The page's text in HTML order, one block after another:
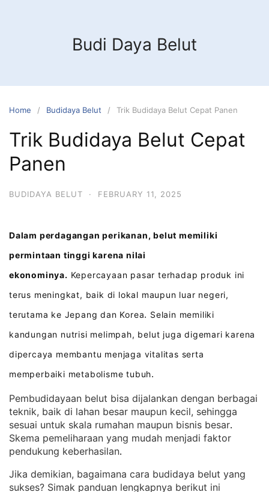
Budi Daya Belut
Home Budidaya Belut Trik Budidaya Belut Cepat Panen
Trik Budidaya Belut Cepat
Panen
BUDIDAYA BELUT · FEBRUARY 11, 2025
Dalam perdagangan perikanan, belut memiliki
permintaan tinggi karena nilai
ekonominya. Kepercayaan pasar terhadap produk ini
terus meningkat, baik di lokal maupun luar negeri,
terutama ke Jepang dan Korea. Selain memiliki
kandungan nutrisi melimpah, belut juga digemari karena
dipercaya membantu menjaga vitalitas serta
memperbaiki metabolisme tubuh.
Pembudidayaan belut bisa dijalankan dengan berbagai
teknik, baik di lahan besar maupun kecil, sehingga
sesuai untuk skala rumahan maupun bisnis besar
Skema pemeliharaan yang mudah menjadi faktor
pendukung keberhasilan.
Jika demikian, bagaimana cara budidaya belut yang
sukses? Simak panduan lengkapnya berikut ini